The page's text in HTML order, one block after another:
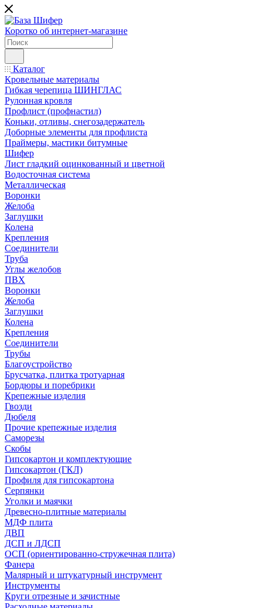
Коротко об интернет-магазине
Каталог
Кровельные материалы
Гибкая черепица ШИНГЛАС
Рулонная кровля
Профлист (профнастил)
Коньки, отливы, снегозадержатель
Доборные элементы для профлиста
Праймеры, мастики битумные
Шифер
Лист гладкий оцинкованный и цветной
Водосточная система
Металлическая
Воронки
Желоба
Заглушки
Колена
Крепления
Соединители
Труба
Углы желобов
ПВХ
Воронки
Желоба
Заглушки
Колена
Крепления
Соединители
Трубы
Благоустройство
Брусчатка, плитка тротуарная
Бордюры и поребрики
Крепежные изделия
Гвозди
Дюбеля
Прочие крепежные изделия
Саморезы
Скобы
Гипсокартон и комплектующие
Гипсокартон (ГКЛ)
Профиля для гипсокартона
Серпянки
Уголки и маячки
Древесно-плитные материалы
МДФ плита
ДВП
ДСП и ЛДСП
ОСП (ориентированно-стружечная плита)
Фанера
Малярный и штукатурный инструмент
Инструменты
Круги отрезные и зачистные